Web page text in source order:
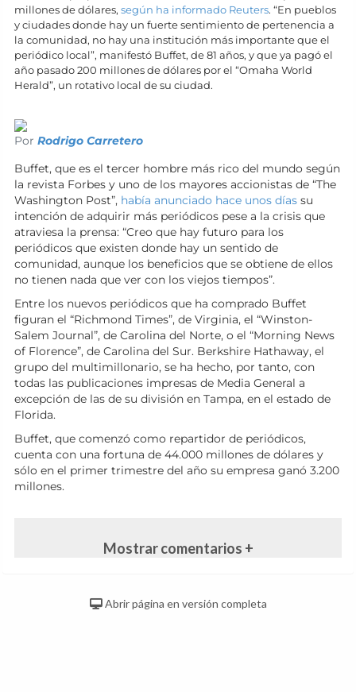
millones de dólares, según ha informado Reuters. “En pueblos
y ciudades donde hay un fuerte sentimiento de pertenencia a
la comunidad, no hay una institución más importante que el
periódico local”, manifestó Buffet, de 81 años, y que ya pagó el
año pasado 200 millones de dólares por el “Omaha World
Herald”, un rotativo local de su ciudad.
Por Rodrigo Carretero
Buffet, que es el tercer hombre más rico del mundo según
la revista Forbes y uno de los mayores accionistas de “The
Washington Post”, había anunciado hace unos días su
intención de adquirir más periódicos pese a la crisis que
atraviesa la prensa: “Creo que hay futuro para los
periódicos que existen donde hay un sentido de
comunidad, aunque los beneficios que se obtiene de ellos
no tienen nada que ver con los viejos tiempos”.
Entre los nuevos periódicos que ha comprado Buffet
figuran el “Richmond Times”, de Virginia, el “Winston-
Salem Journal”, de Carolina del Norte, o el “Morning News
of Florence”, de Carolina del Sur. Berkshire Hathaway, el
grupo del multimillonario, se ha hecho, por tanto, con
todas las publicaciones impresas de Media General a
excepción de las de su división en Tampa, en el estado de
Florida.
Buffet, que comenzó como repartidor de periódicos,
cuenta con una fortuna de 44.000 millones de dólares y
sólo en el primer trimestre del año su empresa ganó 3.200
millones.
Mostrar comentarios +
Abrir página en versión completa